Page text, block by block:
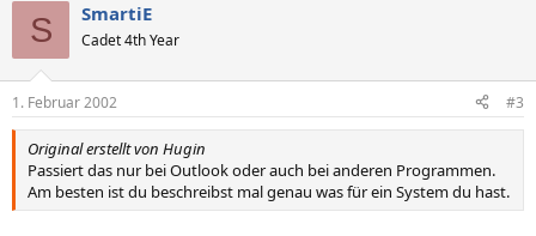
S SmartiE
Cadet 4th Year
1. Februar 2002 #3
Original erstellt von Hugin
Passiert das nur bei Outlook oder auch bei anderen Programmen.
Am besten ist du beschreibst mal genau was für ein System du hast.